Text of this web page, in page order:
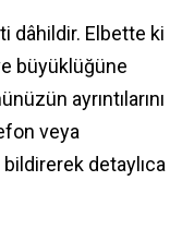
dâhildir. Elbette ki
büyüklüğüne
ayrıntılarını
veya
detaylıca